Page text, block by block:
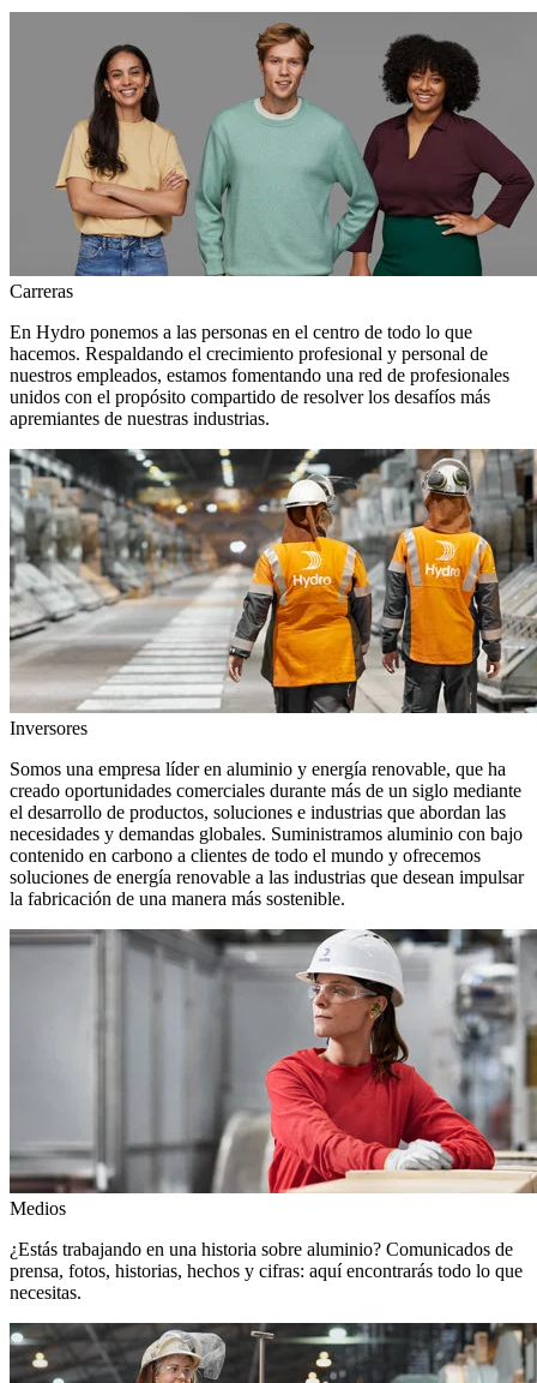
Carreras
En Hydro ponemos a las personas en el centro de todo lo que
hacemos. Respaldando el crecimiento profesional y personal de
nuestros empleados, estamos fomentando una red de profesionales
unidos con el propósito compartido de resolver los desafíos más
apremiantes de nuestras industrias.
Inversores
Somos una empresa líder en aluminio y energía renovable, que ha
creado oportunidades comerciales durante más de un siglo mediante
el desarrollo de productos, soluciones e industrias que abordan las
necesidades y demandas globales. Suministramos aluminio con bajo
contenido en carbono a clientes de todo el mundo y ofrecemos
soluciones de energía renovable a las industrias que desean impulsar
la fabricación de una manera más sostenible.
Medios
¿Estás trabajando en una historia sobre aluminio? Comunicados de
prensa, fotos, historias, hechos y cifras: aquí encontrarás todo lo que
necesitas.